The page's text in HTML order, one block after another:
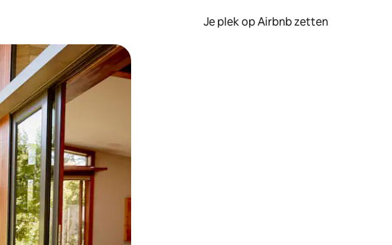
Je plek op Airbnb zetten
óf door te tikken of swipen.